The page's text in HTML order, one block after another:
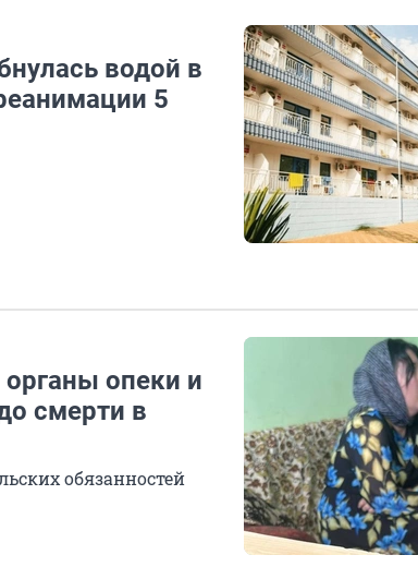
водой в
5
опеки и
смерти в
обязанностей